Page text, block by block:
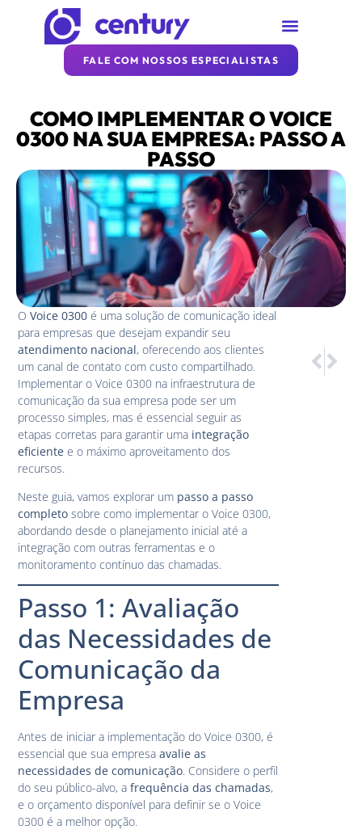
FALE COM NOSSOS ESPECIALISTAS
COMO IMPLEMENTAR O VOICE
0300 NA SUA EMPRESA: PASSO A
PASSO
OVoice 0300 é uma solução de comunicação ideal
para empresas que desejam expandir seu
atendimento nacional, oferecendo aos clientes
um canal de contato com custo compartilhado.
Implementar o Voice 0300 na infraestrutura de
comunicação da sua empresa pode ser um
processo simples, mas é essencial seguir as
etapas corretas para garantir uma integração
eficiente e o máximo aproveitamento dos
recursos.
Neste guia, vamos explorar um passo a passo
completo sobre como implementar o Voice 0300,
abordando desde o planejamento inicial até a
integração com outras ferramentas e o
monitoramento contínuo das chamadas.
Passo 1: Avaliação
das Necessidades de
Comunicação da
Empresa
Antes de iniciar a implementação do Voice 0300, é
essencial que sua empresaavalie as
necessidades de comunicação. Considere o perfil
do seu público-alvo, afrequência das chamadas,
e o orçamento disponível para definir se o Voice
0300 é a melhor opção.
Voice